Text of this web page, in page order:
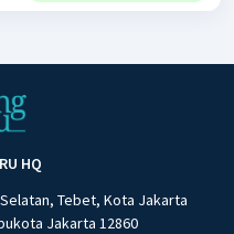
HQ
Tebet, Kota Jakarta
Jakarta 12860